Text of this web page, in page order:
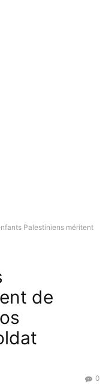
Palestiniens méritent
de
0